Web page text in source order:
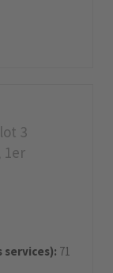
3
1er
services): 71